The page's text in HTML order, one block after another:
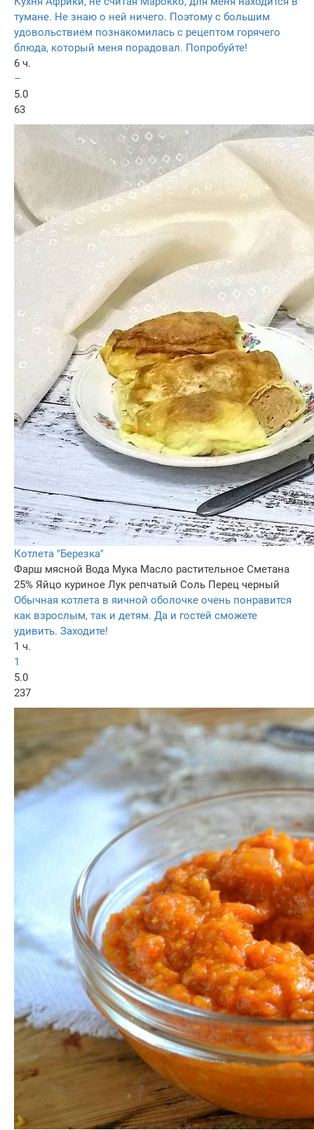
тумане. Не знаю о ней ничего. Поэтому с большим
удовольствием познакомилась с рецептом горячего
блюда, который меня порадовал. Попробуйте!
6 ч.
–
5.0
63
Котлета "Березка"
Фарш мясной Вода Мука Масло растительное Сметана
25% Яйцо куриное Лук репчатый Соль Перец черный
Обычная котлета в яичной оболочке очень понравится
как взрослым, так и детям. Да и гостей сможете
удивить. Заходите!
1 ч.
1
5.0
237